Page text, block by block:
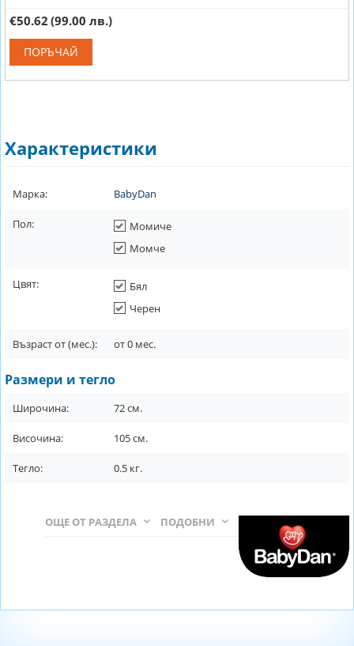
€50.62 (99.00 лв.)
ПОРЪЧАЙ
Характеристики
Марка: BabyDan
Пол:
Момиче
Момче
Цвят:
Бял
Черен
Възраст от (мес.): от0 мес.
Размери и тегло
Широчина: 72см.
Височина: 105см.
Тегло: 0.5 кг.
ПОДОБНИ
ОЩЕ ОТ РАЗДЕЛА